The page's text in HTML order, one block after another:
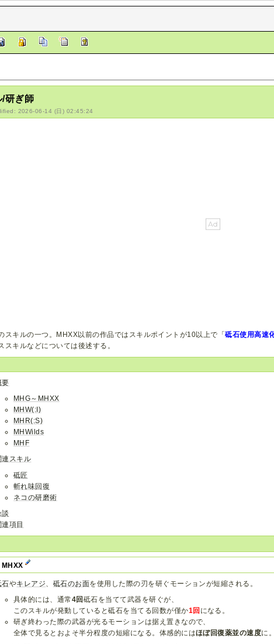
/研ぎ師
2026-06-14 (日) 02:45:24
スキルの一つ。MHXX以前の作品ではスキルポイントが10以上で「砥石使用高速
スキルなどについては後述する。
要
MHG～MHXX
MHW(:I)
MHR(:S)
MHWilds
MHF
連スキル
砥匠
斬れ味回復
ネコの研磨術
談
連項目
MHXX
石やキレアジ 砥石のお面を使用した際の刃を研ぐモーションが短縮される。
具体的には、通常4回 砥石を当てて武器を研ぐが、
このスキルが発動していると砥石を当てる回数が僅か1回 になる。
研ぎ終わった際の武器が光るモーションは据え置きなので、
全体で見るとおよそ半分程度の短縮になる。体感的にはほぼ回復薬並の速度に。